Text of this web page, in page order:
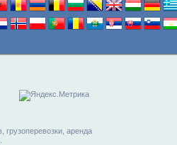
грузоперевозки, аренда